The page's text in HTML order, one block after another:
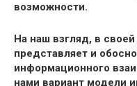
возможности.
На наш взгляд, в
представляет и
информационного
нами вариант модели